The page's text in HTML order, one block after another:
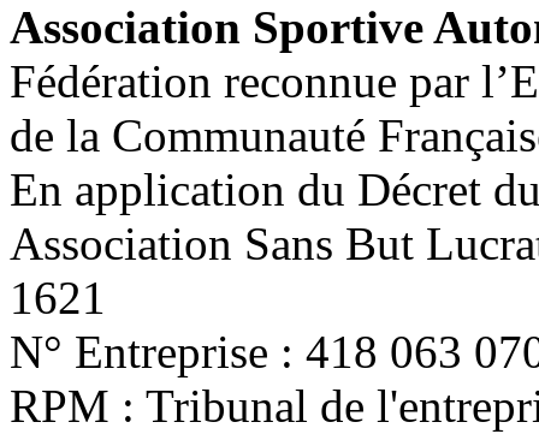
Association Sportive
Fédération reconnue par
de la Communauté
En application du Décret
Association Sans But
1621
N° Entreprise : 418 063
RPM : Tribunal de